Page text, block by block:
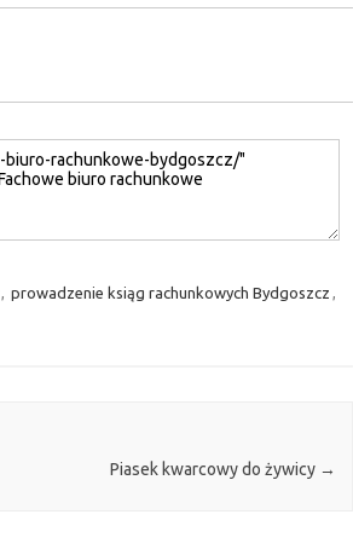
, prowadzenie ksiąg rachunkowych Bydgoszcz ,
Piasek kwarcowy do żywicy →